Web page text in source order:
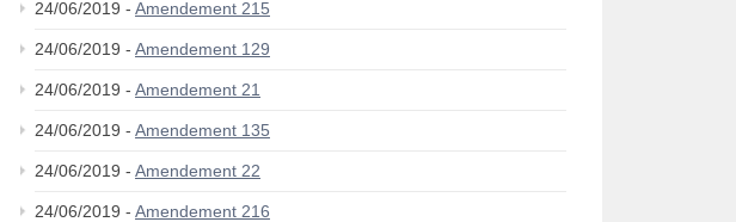
24/06/2019 - Amendement 215
24/06/2019 - Amendement 129
24/06/2019 - Amendement 21
24/06/2019 - Amendement 135
24/06/2019 - Amendement 22
24/06/2019 - Amendement 216